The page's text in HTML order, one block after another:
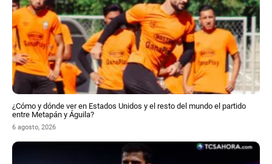
¿Cómo y dónde ver en Estados Unidos y el resto del mundo el partido
entre Metapán y Águila?
6 agosto, 2026